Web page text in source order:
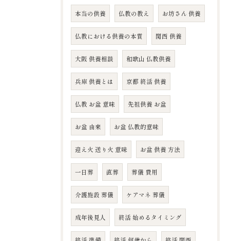
本当の供養 仏教の教え お坊さん 供養
仏教における供養の本質 関西 供養
大阪 供養相談 和歌山 仏教供養
兵庫 供養とは 京都 終活 供養
仏教 お盆 意味 先祖供養 お盆
お盆 由来 お盆 仏教的意味
迎え火 送り火 意味 お盆 供養 方法
一日葬 直葬 葬儀 費用
介護施設 葬儀 ケアマネ 葬儀
成年後見人 終活 始めるタイミング